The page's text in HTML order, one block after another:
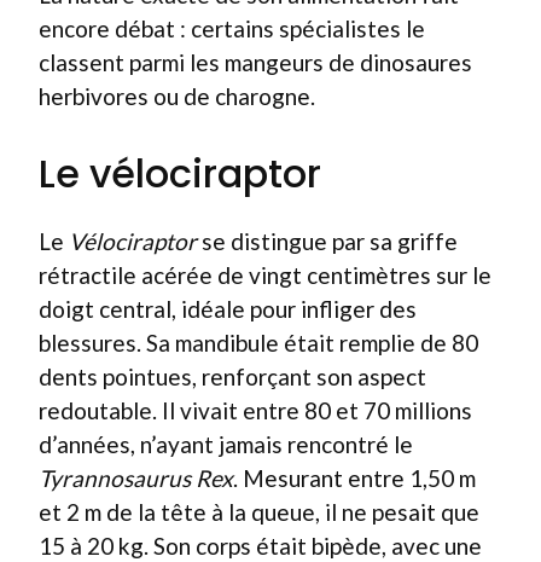
encore débat : certains spécialistes le
classent parmi les mangeurs de dinosaures
herbivores ou de charogne.
Le vélociraptor
Le Vélociraptorse distingue par sa griffe
rétractile acérée de vingt centimètres sur le
doigt central, idéale pour infliger des
blessures. Sa mandibule était remplie de 80
dents pointues, renforçant son aspect
redoutable. Il vivait entre 80 et 70 millions
d’années, n’ayant jamais rencontré le
Tyrannosaurus Rex. Mesurant entre 1,50 m
et 2 m de la tête à la queue, il ne pesait que
15 à 20 kg. Son corps était bipède, avec une